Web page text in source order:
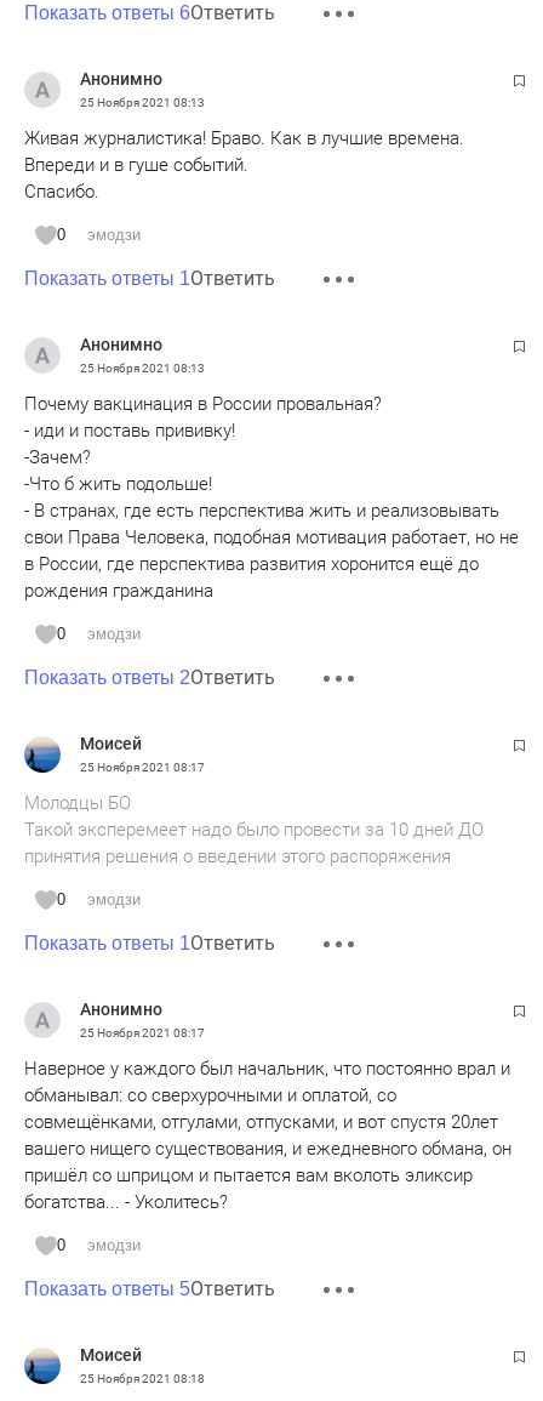
Показать ответы 6Ответить
Анонимно
25 Ноября 2021 08:13
Живая журналистика! Браво. Как в лучшие времена.
Впереди и в гуше событий.
Спасибо.
0 эмодзи
Показать ответы 1Ответить
Анонимно
25 Ноября 2021 08:13
Почему вакцинация в России провальная?
- иди и поставь прививку!
-Зачем?
-Что б жить подольше!
- В странах, где есть перспектива жить и реализовывать
свои Права Человека, подобная мотивация работает, но не
в России, где перспектива развития хоронится ещё до
рождения гражданина
0 эмодзи
Показать ответы 2Ответить
Моисей
25 Ноября 2021 08:17
Молодцы БО
Такой эксперемеет надо было провести за 10 дней ДО
принятия решения о введении этого распоряжения
0 эмодзи
Показать ответы 1Ответить
Анонимно
25 Ноября 2021 08:17
Наверное у каждого был начальник, что постоянно врал и
обманывал: со сверхурочными и оплатой, со
совмещёнками, отгулами, отпусками, и вот спустя 20лет
вашего нищего существования, и ежедневного обмана, он
пришёл со шприцом и пытается вам вколоть эликсир
богатства... - Уколитесь?
0 эмодзи
Показать ответы 5Ответить
Моисей
25 Ноября 2021 08:18